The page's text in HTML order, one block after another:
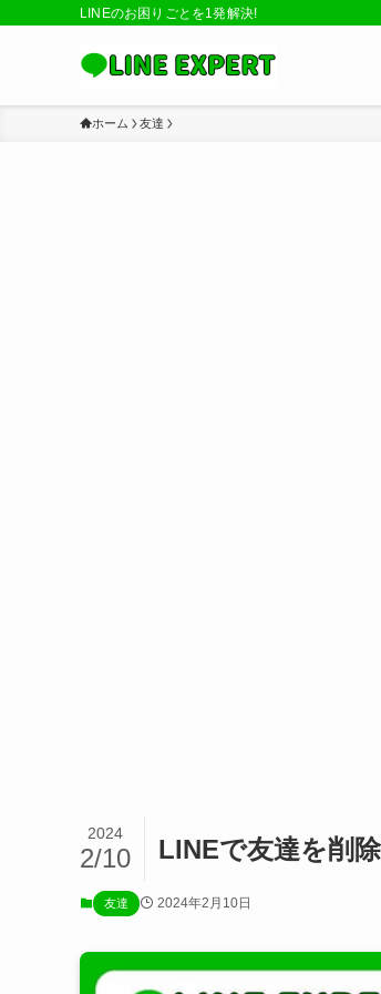
LINEのお困りごとを1発解決!
ホーム 友達
LINEで友達を削
2024
2/10
友達 2024年2月10日